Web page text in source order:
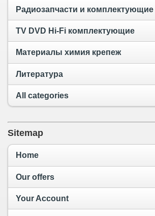
Радиозапчасти и комплектующие
TV DVD Hi-Fi комплектующие
Материалы химия крепеж
Литература
All categories
Sitemap
Home
Our offers
Your Account